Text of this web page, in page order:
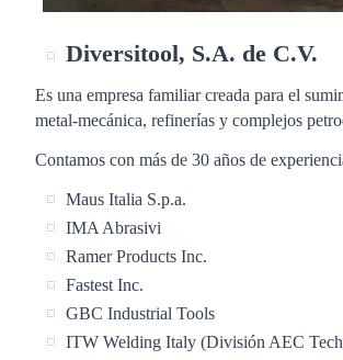
Diversitool, S.A. de C.V.
Es una empresa familiar creada para el
metal-mecánica, refinerías y complejos
Contamos con más de 30 años de
Maus Italia S.p.a.
IMA Abrasivi
Ramer Products Inc.
Fastest Inc.
GBC Industrial Tools
ITW Welding Italy (División AEC